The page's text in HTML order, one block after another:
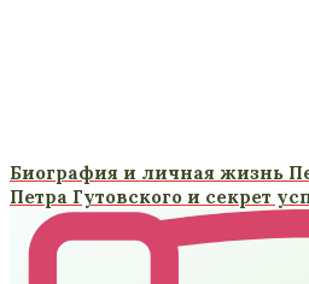
Биография и личная жизнь
Петра Гутовского и секрет